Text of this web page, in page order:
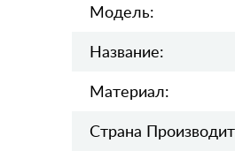
Модель:
Название:
Материал:
Страна